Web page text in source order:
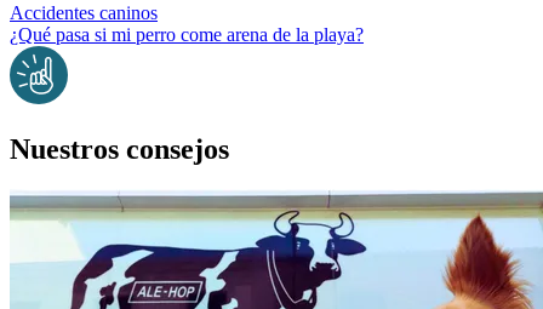
Accidentes caninos
¿Qué pasa si mi perro come arena de la playa?
Nuestros consejos